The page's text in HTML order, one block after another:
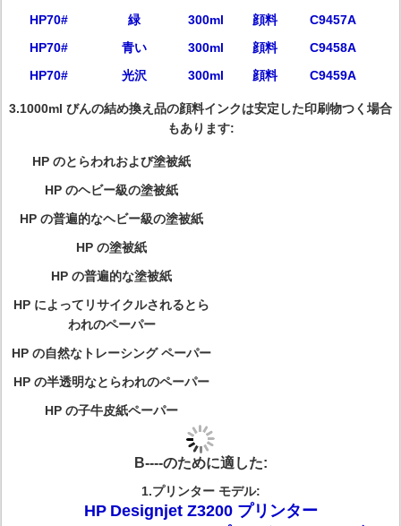
HP70#
緑 300ml 顔料
C9457A
HP70#
青い 300ml 顔料
C9458A
HP70#
光沢 300ml 顔料 C9459A
3.1000ml びんの結め換え品の顔料インクは安定した印刷物つく場合
もあります:
HP のとらわれおよび塗被紙
HP のヘビー級の塗被紙
HP の普遍的なヘビー級の塗被紙
HP の塗被紙
HP の普遍的な塗被紙
HP によってリサイクルされるとら
われのペーパー
HP の自然なトレーシング ペーパー
HP の半透明なとらわれのペーパー
HP の子牛皮紙ペーパー
B----のために適した:
1.プリンター モデル:
HP Designjet Z3200 プリンター